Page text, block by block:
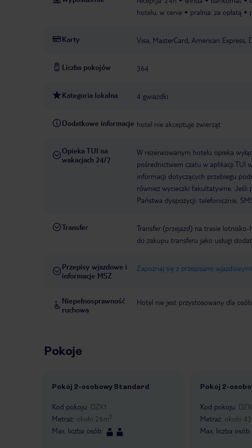
hotelu, w cenie
pralnia: za opłatą
Karty Visa, MasterCard, American Express,
Liczba pokojów 364
Kategoria lokalna 4 gwiazdki
Dodatkowe informacje hotel nie akceptuje zwierząt
Opieka TUI na
wakacjach 24/7
W rezerwowanym hotelu opieka
pośrednictwem czatu w aplikacji TUI
informacji dotyczących przebiegu
również wycieczki fakultatywne.
Państwa dyspozycji: telefonicznie,
Transfer
Transfer (przejazd) na trasie
do zakupu transferu jako usługi
Przepisy wjazdowe i
informacje MSZ
Zapoznaj się z przepisami
Niepełnosprawność
ruchowa
Hotel nie jest przystosowany dla
Pokoje
Pokój 2-osobowy Standard
Kod pokoju: DZX1
Metraż: około 26m2
Max. liczba osób:
Pokój 2-
Kod pokoju:
Metraż: około 43
Max. liczba osób: